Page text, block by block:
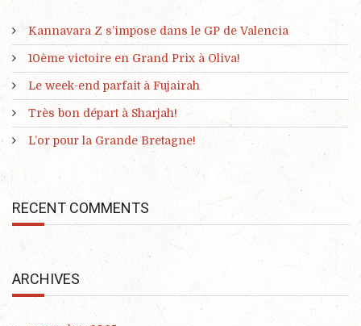
Kannavara Z s’impose dans le GP de Valencia
10ème victoire en Grand Prix à Oliva!
Le week-end parfait à Fujairah
Très bon départ à Sharjah!
L’or pour la Grande Bretagne!
RECENT COMMENTS
ARCHIVES